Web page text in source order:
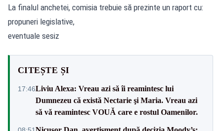
La finalul anchetei, comisia trebuie să prezinte un raport cu:
propuneri legislative,
eventuale sesiz
CITEȘTE ȘI
17:46Liviu Alexa: Vreau azi sǎ îi reamintesc lui
Dumnezeu cǎ existǎ Nectarie şi Maria. Vreau azi
sǎ vǎ reamintesc VOUǍ care e rostul Oamenilor.